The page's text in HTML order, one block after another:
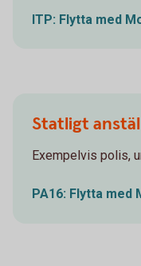
ITP: Flytta med
Statligt
Exempelvis polis,
PA16: Flytta med